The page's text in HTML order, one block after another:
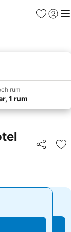
Favoriter
Logga
rum
1 rum
Dela